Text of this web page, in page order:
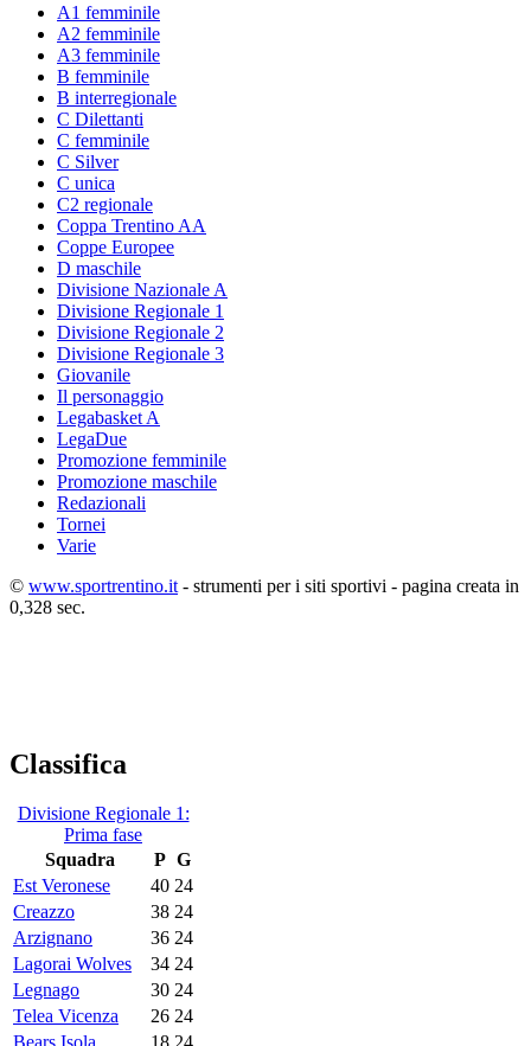
A1 femminile
A2 femminile
A3 femminile
B femminile
B interregionale
C Dilettanti
C femminile
C Silver
C unica
C2 regionale
Coppa Trentino AA
Coppe Europee
D maschile
Divisione Nazionale A
Divisione Regionale 1
Divisione Regionale 2
Divisione Regionale 3
Giovanile
Il personaggio
Legabasket A
LegaDue
Promozione femminile
Promozione maschile
Redazionali
Tornei
Varie
© www.sportrentino.it - strumenti per i siti sportivi - pagina creata in
0,328 sec.
Classifica
Divisione Regionale 1:
Prima fase
Squadra
P G
Est Veronese
40 24
Creazzo
38 24
Arzignano
36 24
Lagorai Wolves
34 24
Legnago
30 24
Telea Vicenza
26 24